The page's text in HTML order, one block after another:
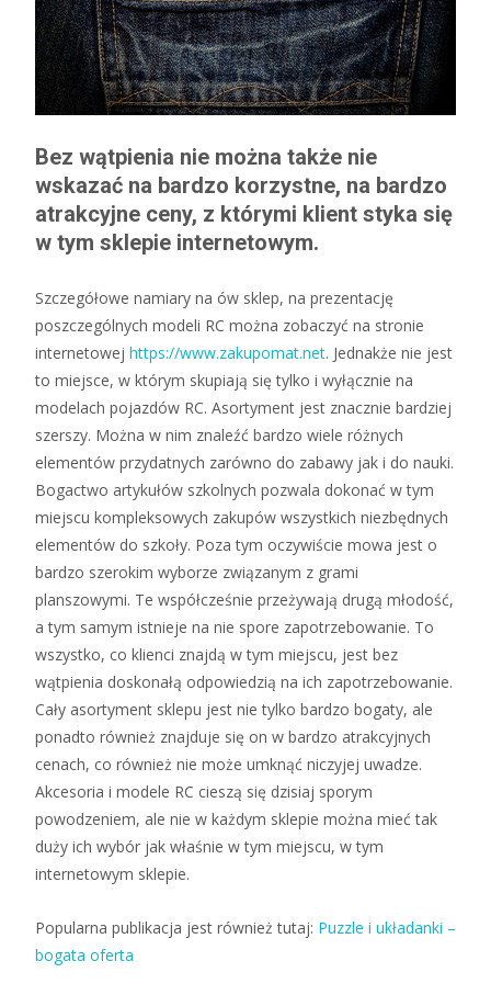
Bez wątpienia nie można także nie
wskazać na bardzo korzystne, na bardzo
atrakcyjne ceny, z którymi klient styka się
w tym sklepie internetowym.
Szczegółowe namiary na ów sklep, na prezentację
poszczególnych modeli RC można zobaczyć na stronie
internetowej https://www.zakupomat.net. Jednakże nie jest
to miejsce, w którym skupiają się tylko i wyłącznie na
modelach pojazdów RC. Asortyment jest znacznie bardziej
szerszy. Można w nim znaleźć bardzo wiele różnych
elementów przydatnych zarówno do zabawy jak i do nauki.
Bogactwo artykułów szkolnych pozwala dokonać w tym
miejscu kompleksowych zakupów wszystkich niezbędnych
elementów do szkoły. Poza tym oczywiście mowa jest o
bardzo szerokim wyborze związanym z grami
planszowymi. Te współcześnie przeżywają drugą młodość,
a tym samym istnieje na nie spore zapotrzebowanie. To
wszystko, co klienci znajdą w tym miejscu, jest bez
wątpienia doskonałą odpowiedzią na ich zapotrzebowanie.
Cały asortyment sklepu jest nie tylko bardzo bogaty, ale
ponadto również znajduje się on w bardzo atrakcyjnych
cenach, co również nie może umknąć niczyjej uwadze.
Akcesoria i modele RC cieszą się dzisiaj sporym
powodzeniem, ale nie w każdym sklepie można mieć tak
duży ich wybór jak właśnie w tym miejscu, w tym
internetowym sklepie.
Popularna publikacja jest również tutaj: Puzzle i układanki –
bogata oferta